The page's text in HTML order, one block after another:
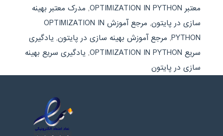
معتبر OPTIMIZATION IN PYTHON
, مدرک معتبر بهینه
سازی در پایتون,
مرجع آموزش OPTIMIZATION IN
PYTHON
, مرجع آموزش بهینه سازی در پایتون, یادگیری
سریع OPTIMIZATION IN PYTHON
, یادگیری سریع بهینه
سازی در پایتون